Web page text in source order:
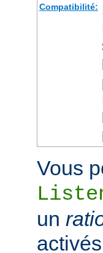
Compatibilité:
Vous
un